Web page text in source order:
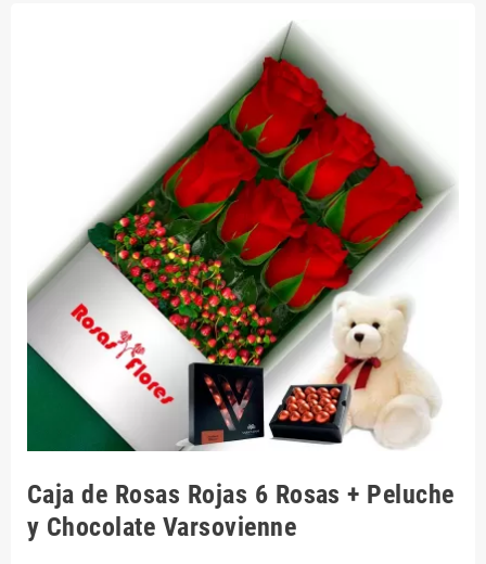
Caja de Rosas Rojas 6 Rosas + Peluche
y Chocolate Varsovienne